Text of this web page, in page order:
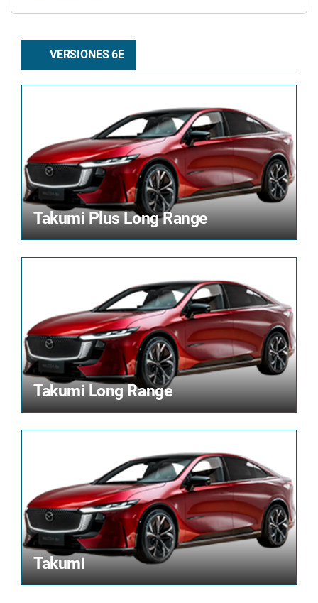
VERSIONES 6E
Takumi Plus Long Range
Takumi Long Range
Takumi